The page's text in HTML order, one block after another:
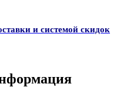
и системой скидок